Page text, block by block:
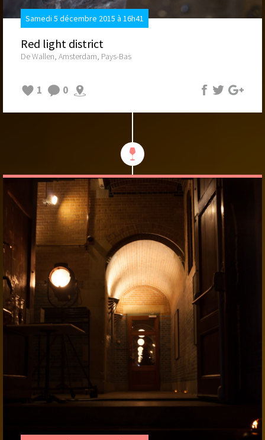
Samedi 5 décembre 2015 à 16h41
Red light district
De Wallen, Amsterdam, Pays-Bas
1 0